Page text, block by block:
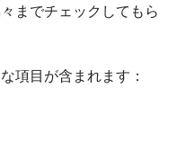
までチェックしてもら
項目が含まれます：